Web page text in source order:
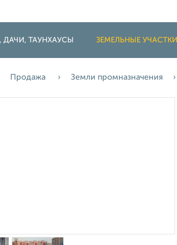
ТАУНХАУСЫ ЗЕМЕЛЬНЫЕ УЧАСТКИ
Продажа Земли промназначения